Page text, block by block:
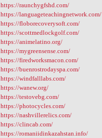
https://raunchygfshd.com/
https://languageteachingnetwork.com/
https://floborecoverysoft.com/
https://scottmedlockgolf.com/
https://animelatino.org/
https://mygreensense.com/
https://firedworksmacon.com/
https://buenrostrodayspa.com/
https://windfalllabs.com/
https://wanew.org/
https://testovebg.com/
https://photocycles.com/
https://nashvillerelics.com/
https://clincab.com/
https://romaniidinkazahstan.info/